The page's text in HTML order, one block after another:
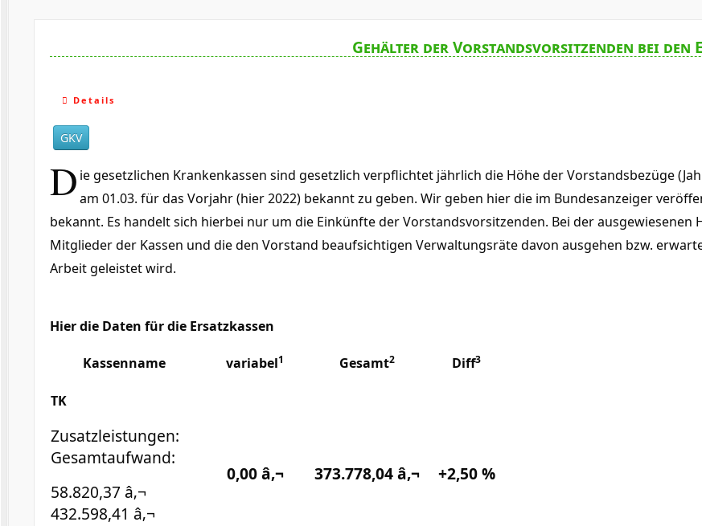
Gehälter der Vorstandsvorsitzenden bei den
Details
GKV
D ie gesetzlichen Krankenkassen sind gesetzlich verpflichtet jährlich die Höhe der Vorstandsbezüge
am 01.03. für das Vorjahr (hier 2022) bekannt zu geben. Wir geben hier die im Bundesanzeiger
bekannt. Es handelt sich hierbei nur um die Einkünfte der Vorstandsvorsitzenden. Bei der ausgewiesenen
Mitglieder der Kassen und die den Vorstand beaufsichtigen Verwaltungsräte davon ausgehen bzw.
Arbeit geleistet wird.
Hier die Daten für die Ersatzkassen
Kassenname variabel1 Gesamt2 Diff3
TK
Zusatzleistungen:
Gesamtaufwand:
58.820,37 â‚¬
432.598,41 â‚¬
0,00 â‚¬ 373.778,04 â‚¬ +2,50 %